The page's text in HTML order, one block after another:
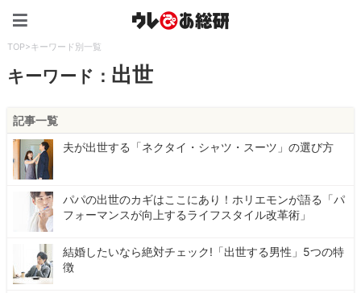
TOP>キーワード別一覧
キーワード： 出世
記事一覧
夫が出世する「ネクタイ・シャツ・スーツ」の選び方
パパの出世のカギはここにあり！ホリエモンが語る「パ
フォーマンスが向上するライフスタイル改革術」
結婚したいなら絶対チェック!「出世する男性」5つの特
徴